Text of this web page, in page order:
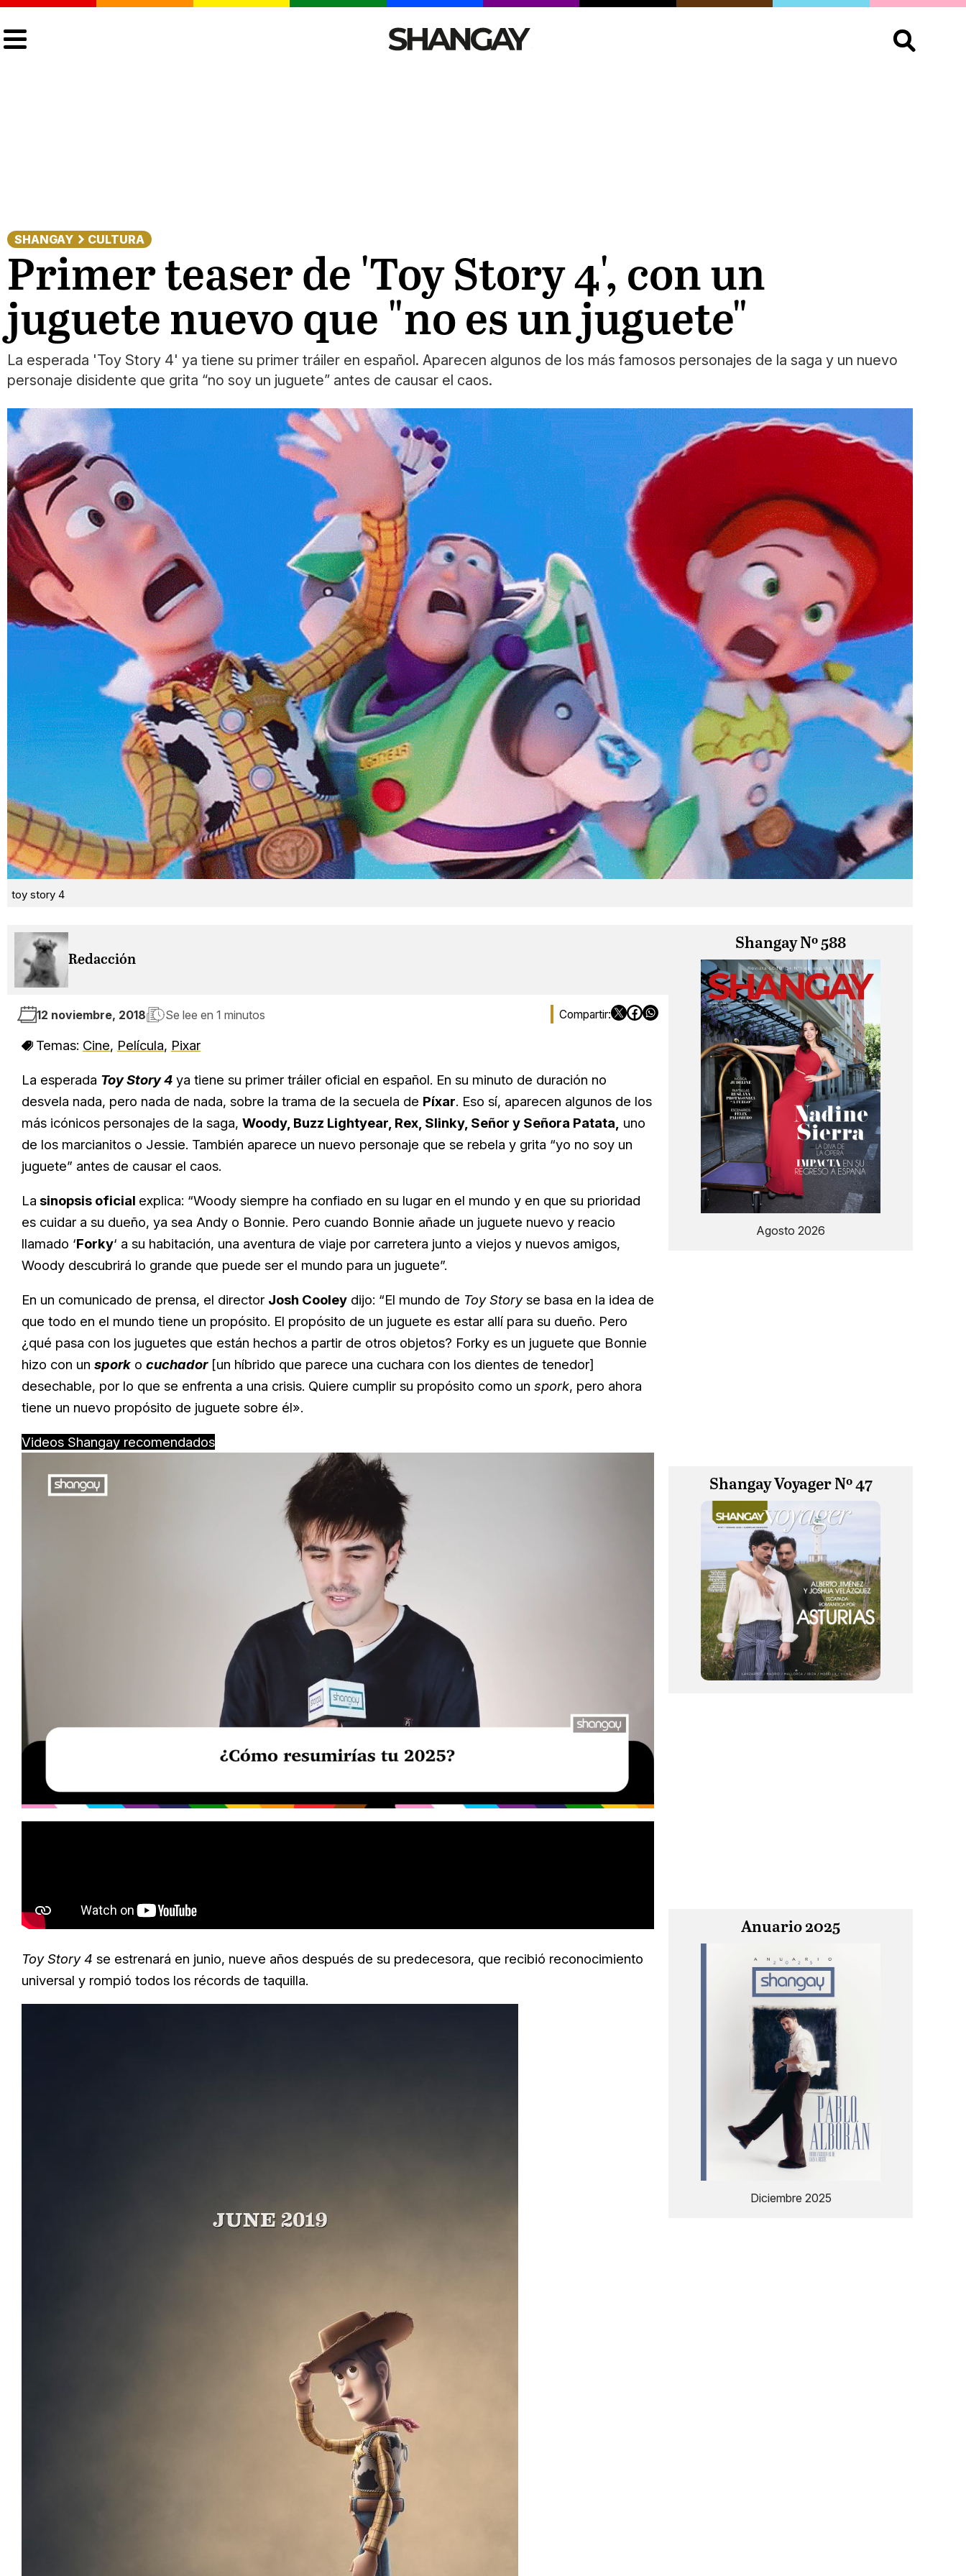
Buscar:
SHANGAY CULTURA
Primer teaser de 'Toy Story 4', con un
juguete nuevo que "no es un juguete"
La esperada 'Toy Story 4' ya tiene su primer tráiler en español. Aparecen algunos de los más famosos personajes de la saga y un nuevo
personaje disidente que grita “no soy un juguete” antes de causar el caos.
toy story 4
Redacción
12 noviembre, 2018 Se lee en 1 minutos
Temas: Cine, Película, Pixar
La esperada Toy Story 4 ya tiene su primer tráiler oficial en español. En su minuto de duración no
desvela nada, pero nada de nada, sobre la trama de la secuela de Píxar. Eso sí, aparecen algunos de los
más icónicos personajes de la saga, Woody, Buzz Lightyear, Rex, Slinky, Señor y Señora Patata, uno
de los marcianitos o Jessie. También aparece un nuevo personaje que se rebela y grita “yo no soy un
juguete” antes de causar el caos.
La sinopsis oficial explica: “Woody siempre ha confiado en su lugar en el mundo y en que su prioridad
es cuidar a su dueño, ya sea Andy o Bonnie. Pero cuando Bonnie añade un juguete nuevo y reacio
llamado ‘Forky‘ a su habitación, una aventura de viaje por carretera junto a viejos y nuevos amigos,
Woody descubrirá lo grande que puede ser el mundo para un juguete”.
En un comunicado de prensa, el director Josh Cooley dijo: “El mundo de Toy Storyse basa en la idea de
que todo en el mundo tiene un propósito. El propósito de un juguete es estar allí para su dueño. Pero
¿qué pasa con los juguetes que están hechos a partir de otros objetos? Forky es un juguete que Bonnie
hizo con un spork o cuchador[un híbrido que parece una cuchara con los dientes de tenedor]
desechable, por lo que se enfrenta a una crisis. Quiere cumplir su propósito como un spork, pero ahora
tiene un nuevo propósito de juguete sobre él».
Videos Shangay recomendados
29.51%
Toy Story 4 se estrenará en junio, nueve años después de su predecesora, que recibió reconocimiento
universal y rompió todos los récords de taquilla.
Shangay Nº 588
Agosto 2026
Shangay Voyager Nº 47
Anuario 2025
Diciembre 2025